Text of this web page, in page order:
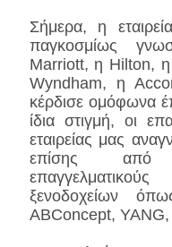
Σήμερα, η
παγκοσμίως
Marriott, η Hilton,
Wyndham, η
κέρδισε ομόφωνα
ίδια στιγμή, οι
εταιρείας μας
επίσης από
ξενοδοχείων
ABConcept,